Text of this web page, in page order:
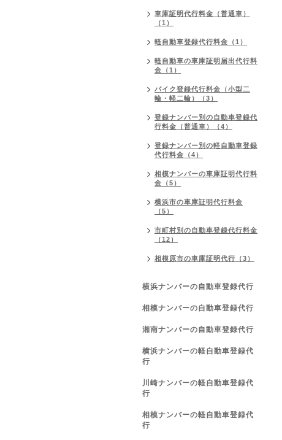
車庫証明代行料金（普通車）
（1）
軽自動車登録代行料金（1）
軽自動車の車庫証明届出代行料
金（1）
バイク登録代行料金（小型二
輪・軽二輪）（3）
登録ナンバー別の自動車登録代
行料金（普通車）（4）
登録ナンバー別の軽自動車登録
代行料金（4）
相模ナンバーの車庫証明代行料
金（5）
横浜市の車庫証明代行料金
（5）
市町村別の自動車登録代行料金
（12）
相模原市の車庫証明代行（3）
横浜ナンバーの自動車登録代行
相模ナンバーの自動車登録代行
湘南ナンバーの自動車登録代行
横浜ナンバーの軽自動車登録代
行
川崎ナンバーの軽自動車登録代
行
相模ナンバーの軽自動車登録代
行